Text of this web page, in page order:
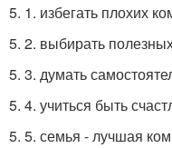
5. 1. избегать плохих
5. 2. выбирать
5. 3. думать
5. 4. учиться быть
5. 5. семья - лучшая